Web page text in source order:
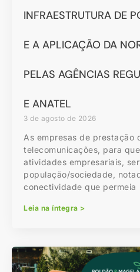
INFRAESTRUTURA DE
E A APLICAÇÃO DA
PELAS AGÊNCIAS
E ANATEL
3 de agosto de 2026
As empresas de prestação
telecomunicações, para
atividades empresariais,
população/sociedade,
conectividade que permeia
Leia na íntegra >